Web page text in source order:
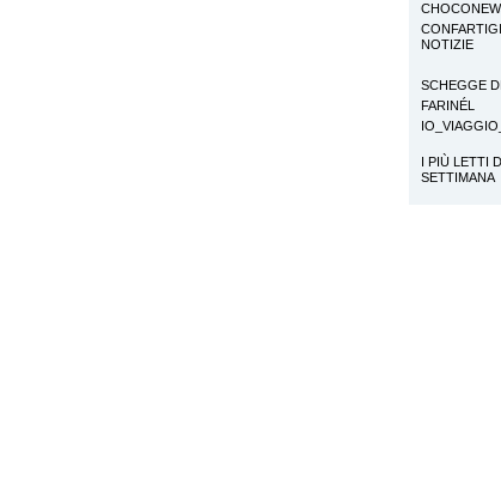
NOTIZIE
SCHEGGE
FARINÉL
I PIÙ LETTI
SETTIMANA